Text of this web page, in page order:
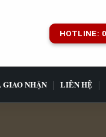
HOTLINE:
GIAO NHẬN LIÊN HỆ